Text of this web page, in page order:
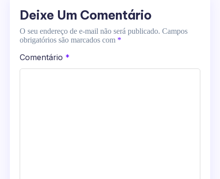
Deixe Um Comentário
O seu endereço de e-mail não será publicado. Campos
obrigatórios são marcados com *
Comentário *